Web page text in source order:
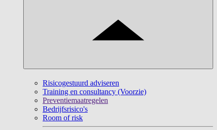
Risicogestuurd adviseren
Training en consultancy (Voorzie)
Preventiemaatregelen
Bedrijfsrisico's
Room of risk